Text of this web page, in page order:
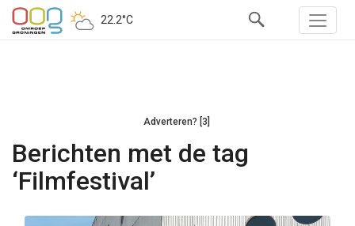
22.2°C
Adverteren? [3]
Berichten met de tag
‘Filmfestival’